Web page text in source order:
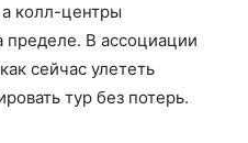
колл-центры
пределе. В ассоциации
сейчас улететь
тур без потерь.